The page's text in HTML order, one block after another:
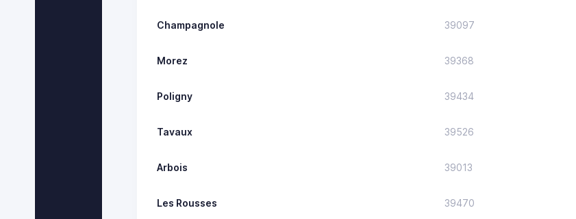
Champagnole 39097
Morez 39368
Poligny 39434
Tavaux 39526
Arbois 39013
Les Rousses 39470